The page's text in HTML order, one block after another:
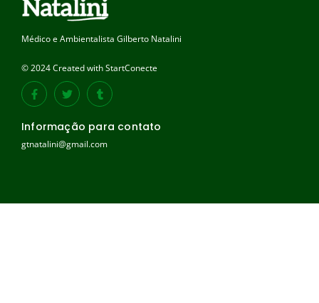
Médico e Ambientalista Gilberto Natalini
© 2024 Created with StartConecte
Informação para contato
gtnatalini@gmail.com